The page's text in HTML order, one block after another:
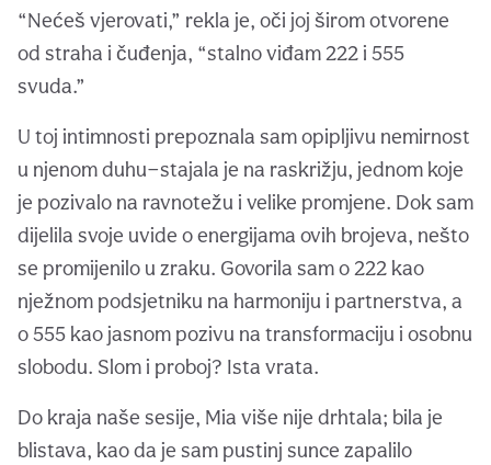
“Nećeš vjerovati,” rekla je, oči joj širom otvorene
od straha i čuđenja, “stalno viđam 222 i 555
svuda.”
U toj intimnosti prepoznala sam opipljivu nemirnost
u njenom duhu—stajala je na raskrižju, jednom koje
je pozivalo na ravnotežu i velike promjene. Dok sam
dijelila svoje uvide o energijama ovih brojeva, nešto
se promijenilo u zraku. Govorila sam o 222 kao
nježnom podsjetniku na harmoniju i partnerstva, a
o 555 kao jasnom pozivu na transformaciju i osobnu
slobodu. Slom i proboj? Ista vrata.
Do kraja naše sesije, Mia više nije drhtala; bila je
blistava, kao da je sam pustinj sunce zapalilo